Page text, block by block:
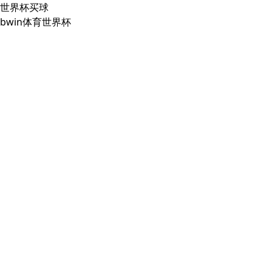
世界杯买球
bwin体育世界杯